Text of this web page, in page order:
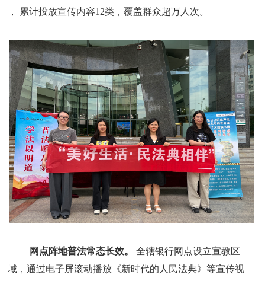
， 累计投放宣传内容12类，覆盖群众超万人次。
网点阵地普法常态长效。全辖银行网点设立宣教区
域，通过电子屏滚动播放《新时代的人民法典》等宣传视